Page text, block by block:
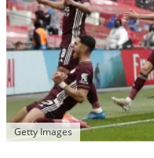
Getty Images